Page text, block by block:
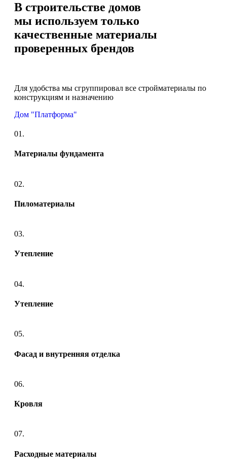
В строительстве домов
мы используем только
качественные материалы
проверенных брендов
Для удобства мы сгруппировал все стройматериалы по
конструкциям и назначению
Дом "Платформа"
01.
Материалы фундамента
02.
Пиломатериалы
03.
Утепление
04.
Утепление
05.
Фасад и внутренняя отделка
06.
Кровля
07.
Расходные материалы